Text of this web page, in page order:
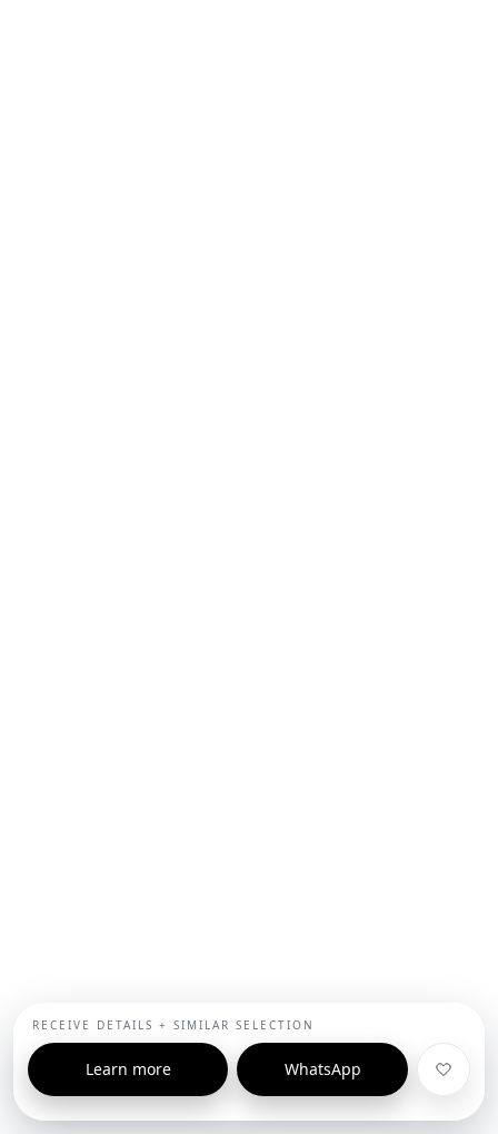
RECEIVE DETAILS + SIMILAR SELECTION
Learn more WhatsApp